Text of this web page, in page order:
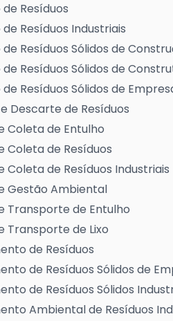
Resíduos
Resíduos Industriais
Resíduos Sólidos de
Resíduos Sólidos de
Resíduos Sólidos de
Descarte de Resíduos
Coleta de Entulho
Coleta de Resíduos
Coleta de Resíduos Industriais
Gestão Ambiental
Transporte de Entulho
Transporte de Lixo
de Resíduos
de Resíduos Sólidos de
de Resíduos Sólidos
Ambiental de Resíduos